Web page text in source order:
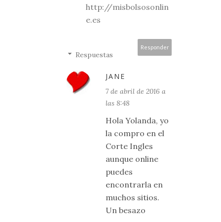
http://misbolsosonlin
e.es
Responder
Respuestas
JANE
7 de abril de 2016 a
las 8:48
Hola Yolanda, yo
la compro en el
Corte Ingles
aunque online
puedes
encontrarla en
muchos sitios.
Un besazo